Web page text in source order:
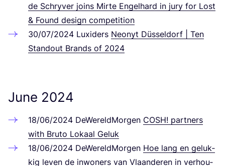
de Schry­ver joins Mir­te Engel­hard in jury for Lost
& Found design competition
30/07/2024 Luxi­ders Neonyt Düs­sel­dorf | Ten
Stand­out Brands of 2024
June 2024
18/06/2024 DeWe­reld­Mor­gen COSH! part­ners
with Bruto Lokaal Geluk
18/06/2024 DeWe­reld­Mor­gen Hoe lang en geluk­
kig leven de inwo­ners van Vla­an­de­ren in ver­hou­